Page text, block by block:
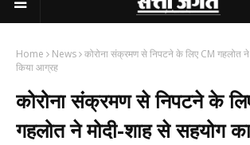
Home News कोरोना संक्रमण से निपटने के लिए CM गहलोत ने
किया आग्रह
कोरोना संक्रमण से निपटने के
गहलोत ने मोदी-शाह से सहयोग